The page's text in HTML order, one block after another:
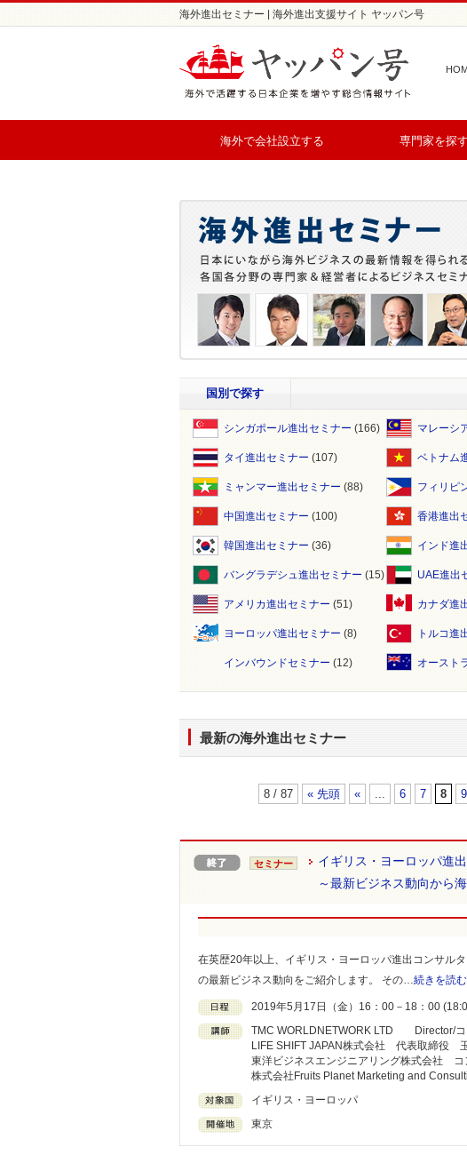
海外進出セミナー | 海外進出支援サイト ヤッパン号
海外で会社設立する 専門家を探す
国別で探す
シンガポール進出セミナー (166) マレーシ
タイ進出セミナー (107) ベトナム
ミャンマー進出セミナー (88) フィリピ
中国進出セミナー (100) 香港進出
韓国進出セミナー (36) インド進
バングラデシュ進出セミナー (15) UAE進出
アメリカ進出セミナー (51) カナダ進
ヨーロッパ進出セミナー (8) トルコ進
インバウンドセミナー (12) オースト
最新の海外進出セミナー
8 / 87 « 先頭 « ... 6 7 8 9
セミナー
イギリス・ヨーロッパ進
～最新ビジネス動向から
在英歴20年以上、イギリス・ヨーロッパ進出コンサル
の最新ビジネス動向をご紹介します。 その… 続きを読む
2019年5月17日（金）16：00－18：00
TMC WORLDNETWORK LTD
LIFE SHIFT JAPAN株式会社 代表取締役
東洋ビジネスエンジニアリング株式会社
株式会社Fruits Planet Marketing and
イギリス・ヨーロッパ
東京